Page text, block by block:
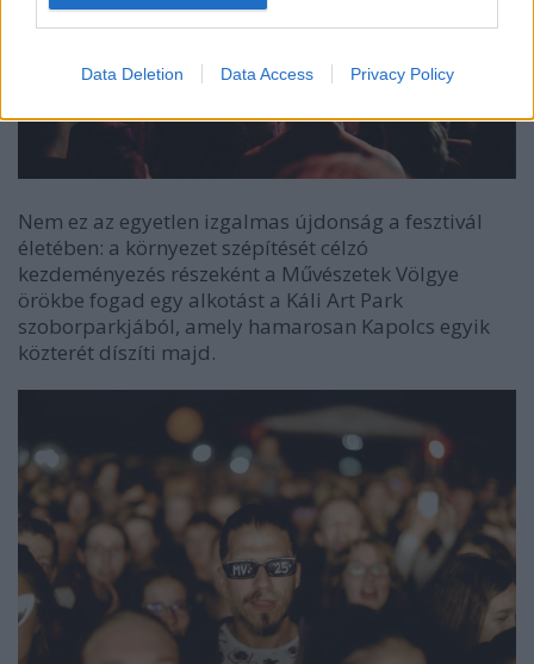
Data Deletion Data Access Privacy Policy
Nem ez az egyetlen izgalmas újdonság a fesztivál
életében: a környezet szépítését célzó
kezdeményezés részeként a Művészetek Völgye
örökbe fogad egy alkotást a Káli Art Park
szoborparkjából, amely hamarosan Kapolcs egyik
közterét díszíti majd.